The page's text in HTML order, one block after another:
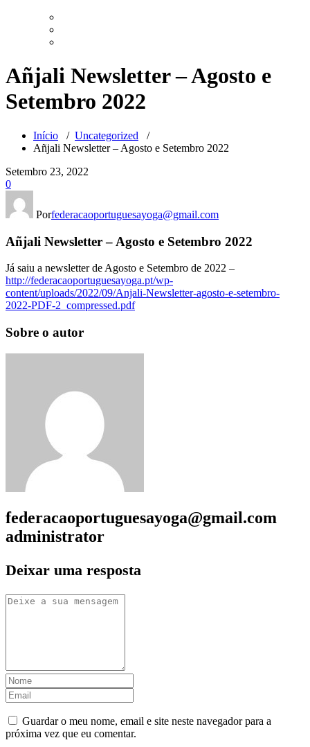
Añjali Newsletter – Agosto e
Setembro 2022
Início / Uncategorized /
Añjali Newsletter – Agosto e Setembro 2022
Setembro 23, 2022
0
Porfederacaoportuguesayoga@gmail.com
Añjali Newsletter – Agosto e Setembro 2022
Já saiu a newsletter de Agosto e Setembro de 2022 –
http://federacaoportuguesayoga.pt/wp-
content/uploads/2022/09/Anjali-Newsletter-agosto-e-setembro-
2022-PDF-2_compressed.pdf
Sobre o autor
federacaoportuguesayoga@gmail.com
administrator
Deixar uma resposta
Guardar o meu nome, email e site neste navegador para a
próxima vez que eu comentar.